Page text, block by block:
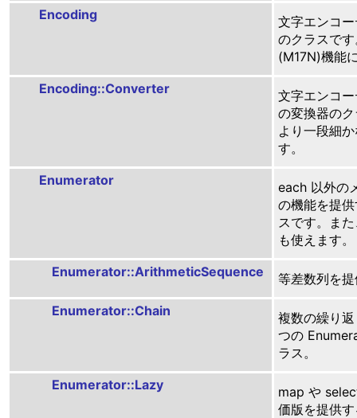
Encoding
文字エンコ
のクラスで
(M17N)機能
Encoding::Converter
文字エンコ
の変換器の
より一段細
す。
Enumerator
each 以外の
の機能を提
スです。ま
も使えます。
Enumerator::ArithmeticSequence 等差数列を
Enumerator::Chain
複数の繰り
つの
ラス。
Enumerator::Lazy
map や
価版を提供